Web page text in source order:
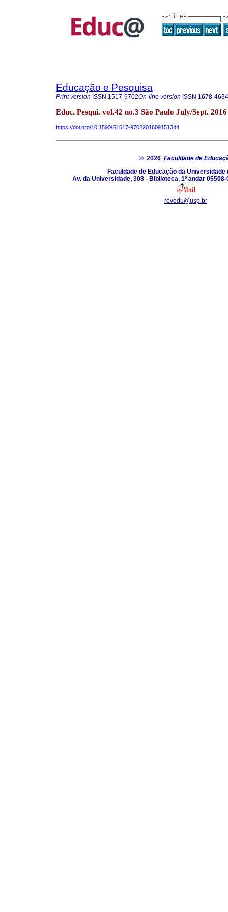
Educação e Pesquisa
Print version ISSN 1517-9702On-line version ISSN 1678-4634
Educ. Pesqui. vol.42 no.3 São Paulo July/Sept. 2016
https://doi.org/10.1590/S1517-9702201609151344
© 2026 Faculdade de
Faculdade de Educação da Universidade
Av. da Universidade, 308 - Biblioteca, 1º andar
revedu@usp.br